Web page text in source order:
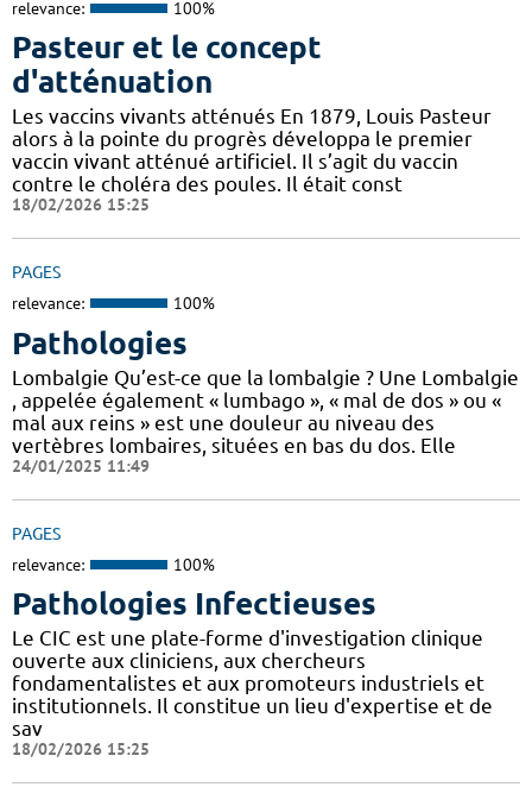
relevance: 100%
Pasteur et le concept
d'atténuation
Les vaccins vivants atténués En 1879, Louis Pasteur
alors à la pointe du progrès développa le premier
vaccin vivant atténué artificiel. Il s’agit du vaccin
contre le choléra des poules. Il était const
18/02/2026 15:25
PAGES
relevance: 100%
Pathologies
Lombalgie Qu’est-ce que la lombalgie ? Une Lombalgie
, appelée également « lumbago », « mal de dos » ou «
mal aux reins » est une douleur au niveau des
vertèbres lombaires, situées en bas du dos. Elle
24/01/2025 11:49
PAGES
relevance: 100%
Pathologies Infectieuses
Le CIC est une plate-forme d'investigation clinique
ouverte aux cliniciens, aux chercheurs
fondamentalistes et aux promoteurs industriels et
institutionnels. Il constitue un lieu d'expertise et de
sav
18/02/2026 15:25